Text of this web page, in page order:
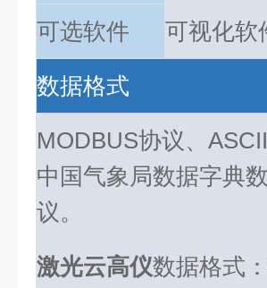
可选软件 可视化软
数据格式
MODBUS协议、
中国气象局数据字典
议。
激光云高仪数据格式